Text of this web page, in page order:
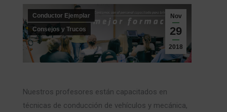
Nov
29
2018
Conductor Ejemplar
Consejos y Trucos
Nuestros profesores están capacitados en
técnicas de conducción de vehículos y mecánica,